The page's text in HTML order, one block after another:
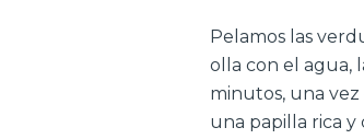
Pelamos las
olla con el agua,
minutos, una
una papilla rica y